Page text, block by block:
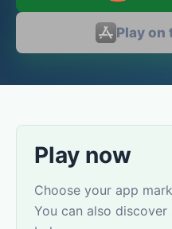
Play on
Play now
Choose your app
You can also